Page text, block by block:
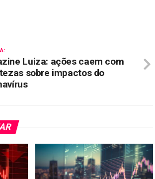
Luiza: ações caem com
sobre impactos do